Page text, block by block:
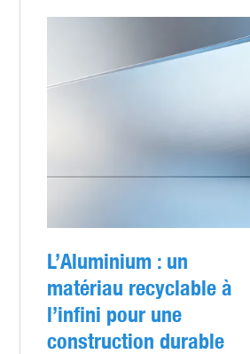
L’Aluminium : un
matériau recyclable à
l’infini pour une
construction durable